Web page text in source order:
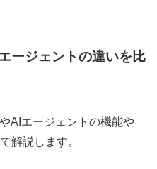
ージェントの違いを比
AIエージェントの機能や
解説します。